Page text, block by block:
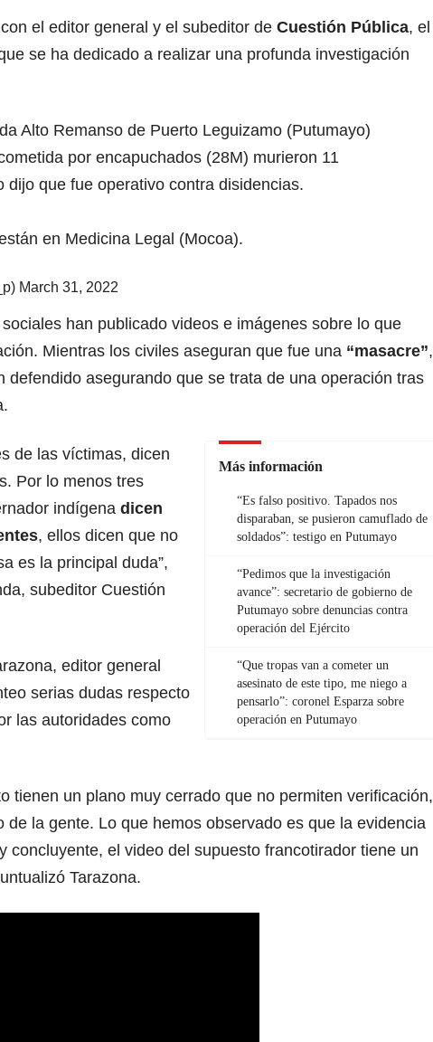
el editor general y el subeditor de Cuestión Pública, el
se ha dedicado a realizar una profunda investigación
Alto Remanso de Puerto Leguizamo (Putumayo)
por encapuchados (28M) murieron 11
dijo que fue operativo contra disidencias.
en Medicina Legal (Mocoa).
March 31, 2022
han publicado videos e imágenes sobre lo que
Mientras los civiles aseguran que fue una “masacre”,
defendido asegurando que se trata de una operación tras
Más información
“Es falso positivo. Tapados nos
disparaban, se pusieron camuflado de
soldados”: testigo en Putumayo
“Pedimos que la investigación
avance”: secretario de gobierno de
Putumayo sobre denuncias contra
operación del Ejército
“Que tropas van a cometer un
asesinato de este tipo, me niego a
pensarlo”: coronel Esparza sobre
operación en Putumayo
de las víctimas, dicen
Por lo menos tres
indígena dicen
, ellos dicen que no
es la principal duda”,
subeditor Cuestión
editor general
serias dudas respecto
las autoridades como
tienen un plano muy cerrado que no permiten verificación,
de la gente. Lo que hemos observado es que la evidencia
concluyente, el video del supuesto francotirador tiene un
Tarazona.